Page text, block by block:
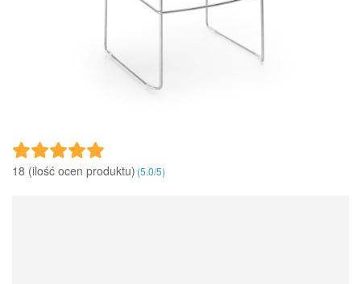
18 (ilość ocen produktu)‎(5.0/5)